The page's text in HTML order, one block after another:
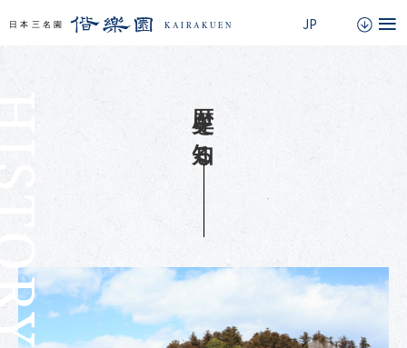
歴史を知る